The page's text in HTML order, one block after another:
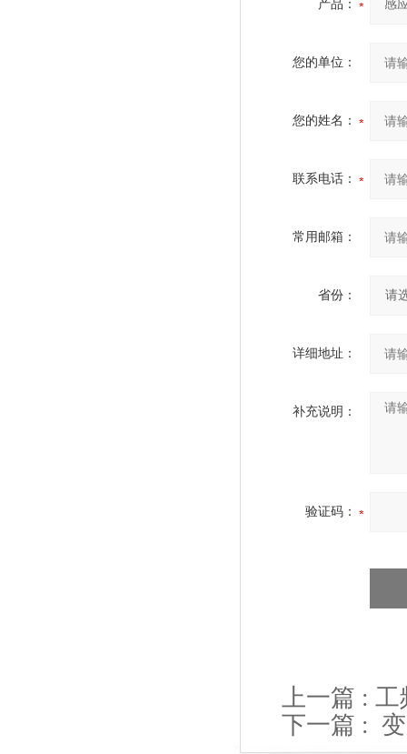
产品：
您的单位：
您的姓名：
联系电话：
常用邮箱：
省份：
详细地址：
补充说明：
验证码：
上一篇 : 工
下一篇 :